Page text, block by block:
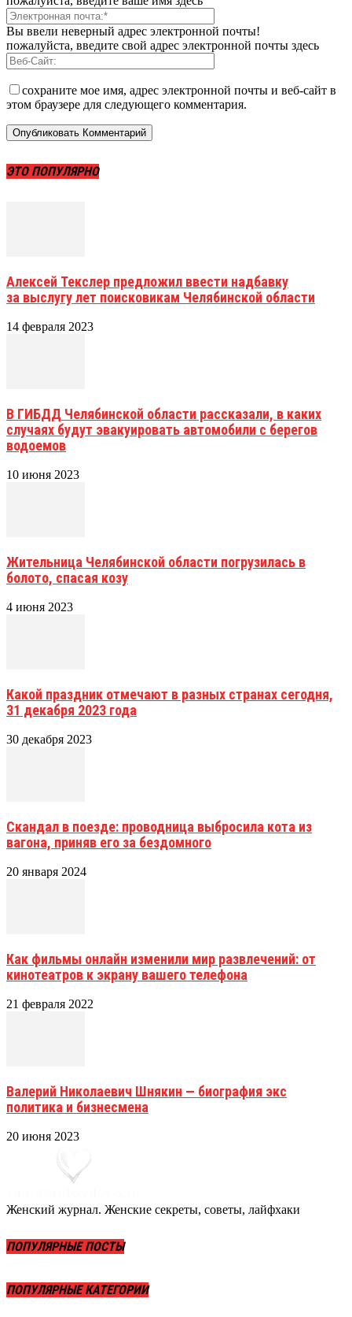
Вы ввели неверный адрес электронной почты!
пожалуйста, введите свой адрес электронной почты здесь
сохраните мое имя, адрес электронной почты и веб-сайт в
этом браузере для следующего комментария.
ЭТО ПОПУЛЯРНО
Алексей Текслер предложил ввести надбавку
за выслугу лет поисковикам Челябинской области
14 февраля 2023
В ГИБДД Челябинской области рассказали, в каких
случаях будут эвакуировать автомобили с берегов
водоемов
10 июня 2023
Жительница Челябинской области погрузилась в
болото, спасая козу
4 июня 2023
Какой праздник отмечают в разных странах сегодня,
31 декабря 2023 года
30 декабря 2023
Скандал в поезде: проводница выбросила кота из
вагона, приняв его за бездомного
20 января 2024
Как фильмы онлайн изменили мир развлечений: от
кинотеатров к экрану вашего телефона
21 февраля 2022
Валерий Николаевич Шнякин — биография экс
политика и бизнесмена
20 июня 2023
Женский журнал. Женские секреты, советы, лайфхаки
ПОПУЛЯРНЫЕ ПОСТЫ
ПОПУЛЯРНЫЕ КАТЕГОРИИ